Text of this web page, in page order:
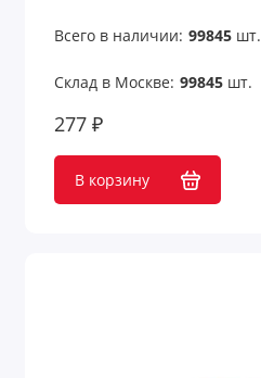
Всего в наличии: 99845шт.
Склад в Москве: 99845шт.
277 ₽
В корзину